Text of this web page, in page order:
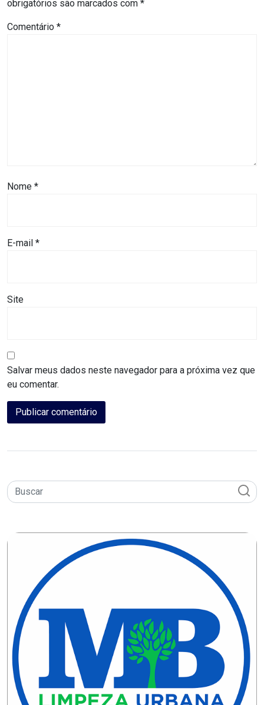
PREPARATÓRIO
ECONÔMICO
RURAL
DIA
CRIANÇAS
EDUCAÇÃO
ELEIÇÃO
ESCOLAR
ELEIÇÕES
EMANCIPAÇÃO
obrigatórios são marcados com *
Comentário *
Nome *
E-mail *
Site
Salvar meus dados neste navegador para a próxima vez que
eu comentar.